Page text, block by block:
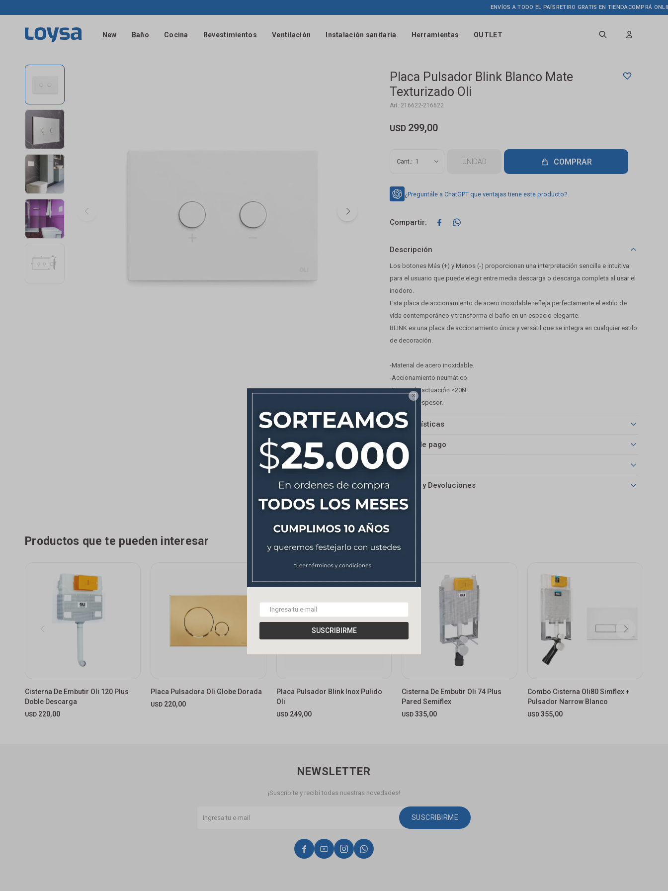

SUSCRIBIRME
New Baño Cocina Revestimientos Ventilación Instalación sanitaria Herramientas OUTLET
ENVÍOS A TODO EL PAÍS RETIRO GRATIS EN TIENDACOMPRÁ ONLINE
Placa Pulsador Blink Blanco Mate
Texturizado Oli
216622-216622
USD 299,00
1 UNIDAD COMPRAR
¿Preguntále a ChatGPT que ventajas tiene este producto?
 
Descripción
Los botones Más (+) y Menos (-) proporcionan una interpretación sencilla e intuitiva
para el usuario que puede elegir entre media descarga o descarga completa al usar el
inodoro.
Esta placa de accionamiento de acero inoxidable refleja perfectamente el estilo de
vida contemporáneo y transforma el baño en un espacio elegante.
BLINK es una placa de accionamiento única y versátil que se integra en cualquier estilo
de decoración.
-Material de acero inoxidable.
-Accionamiento neumático.
-Fuerza de actuación <20N.
-2 mm de espesor.
Características
Medios de pago
Envíos
Cambios y Devoluciones
Productos que te pueden interesar
Cisterna De Embutir Oli 120 Plus
Doble Descarga
USD 220,00
Placa Pulsadora Oli Globe Dorada
USD 220,00
Placa Pulsador Blink Inox Pulido
Oli
USD 249,00
Cisterna De Embutir Oli 74 Plus
Pared Semiflex
USD 335,00
Combo Cisterna Oli80 Simflex +
Pulsador Narrow Blanco
USD 355,00
NEWSLETTER
¡Suscribite y recibí todas nuestras novedades!
SUSCRIBIRME
   